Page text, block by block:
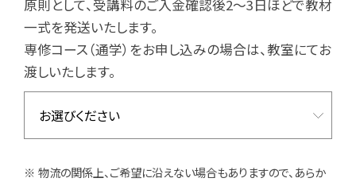
原則として、受講料のご入金確認後2～3日ほどで教材
一式を発送いたします。
専修コース（通学）をお申し込みの場合は、教室にてお
渡しいたします。
物流の関係上、ご希望に沿えない場合もありますので、あらか